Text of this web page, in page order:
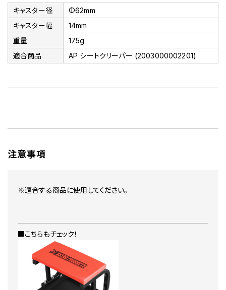
キャスター径
Φ62mm
キャスター幅
14mm
重量
175g
適合商品
AP シートクリーパー (2003000002201)
注意事項
※適合する商品に使用してください。
■こちらもチェック！